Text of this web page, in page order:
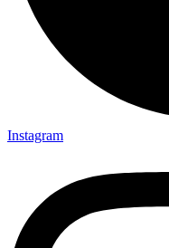
Instagram